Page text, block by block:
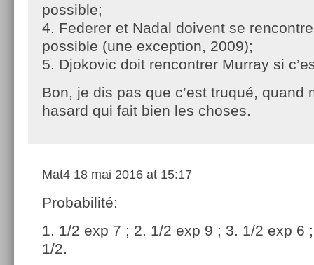
possible;
4. Federer et Nadal doivent se
possible (une exception, 2009);
5. Djokovic doit rencontrer Murray si
Bon, je dis pas que c’est truqué, quand
hasard qui fait bien les choses.
Mat4 18 mai 2016 at 15:17
Probabilité:
1. 1/2 exp 7 ; 2. 1/2 exp 9 ; 3. 1/2 exp 6
1/2.